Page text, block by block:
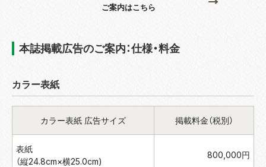
ご案内はこちら
本誌掲載広告のご案内：仕様・料金
カラー表紙
カラー表紙 広告サイズ 掲載料金（税別）
表紙
（縦24.8cm×横25.0cm)
800,000円